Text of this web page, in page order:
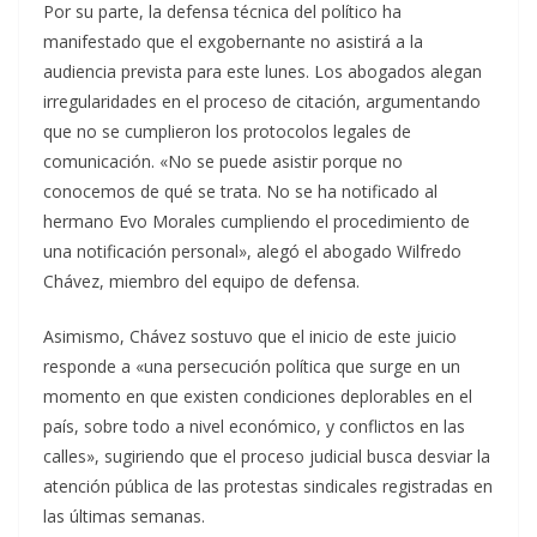
Por su parte, la defensa técnica del político ha
manifestado que el exgobernante no asistirá a la
audiencia prevista para este lunes. Los abogados alegan
irregularidades en el proceso de citación, argumentando
que no se cumplieron los protocolos legales de
comunicación. «No se puede asistir porque no
conocemos de qué se trata. No se ha notificado al
hermano Evo Morales cumpliendo el procedimiento de
una notificación personal», alegó el abogado Wilfredo
Chávez, miembro del equipo de defensa.
Asimismo, Chávez sostuvo que el inicio de este juicio
responde a «una persecución política que surge en un
momento en que existen condiciones deplorables en el
país, sobre todo a nivel económico, y conflictos en las
calles», sugiriendo que el proceso judicial busca desviar la
atención pública de las protestas sindicales registradas en
las últimas semanas.